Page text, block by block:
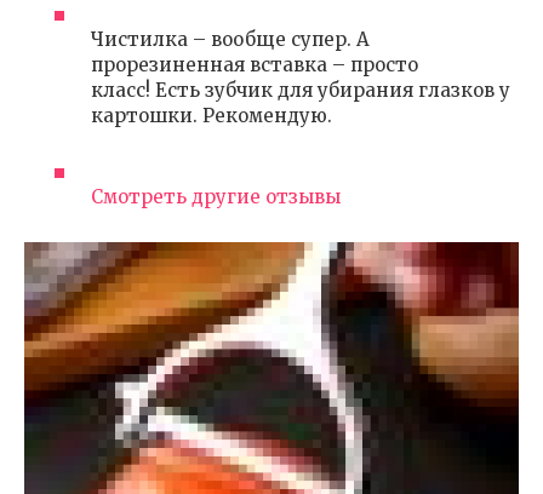
Чистилка – вообще супер. А
прорезиненная вставка – просто
класс! Есть зубчик для убирания глазков у
картошки. Рекомендую.
Смотреть другие отзывы